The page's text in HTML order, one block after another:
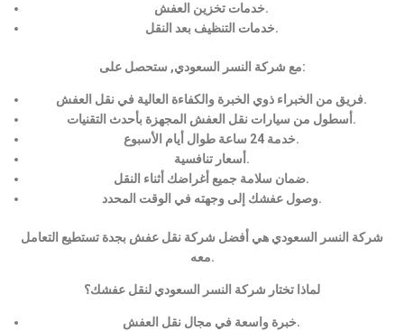
خدمات تخزين العفش.
خدمات التنظيف بعد النقل.
مع شركة النسر السعودي, ستحصل على:
فريق من الخبراء ذوي الخبرة والكفاءة العالية في نقل العفش.
أسطول من سيارات نقل العفش المجهزة بأحدث التقنيات.
خدمة 24 ساعة طوال أيام الأسبوع.
أسعار تنافسية.
ضمان سلامة جميع أغراضك أثناء النقل.
وصول عفشك إلى وجهته في الوقت المحدد.
شركة النسر السعودي هي أفضل شركة نقل عفش بجدة تستطيع التعامل
معه.
لماذا تختار شركة النسر السعودي لنقل عفشك؟
خبرة واسعة في مجال نقل العفش.